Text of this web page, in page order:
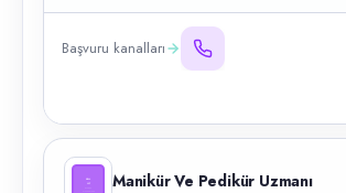
Başvuru kanalları
Manikür Ve Pedikür Uzmanı